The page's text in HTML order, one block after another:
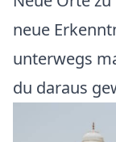
neue
unterwegs
du daraus